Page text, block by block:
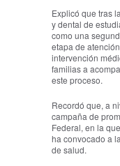
Explicó que tras
y dental de
como una
etapa de
intervención
familias a
este proceso.
Recordó que, a
campaña de
Federal, en la
ha convocado a
de salud.